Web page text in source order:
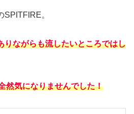
。
りながらも流したいところではし
然気になりませんでした！